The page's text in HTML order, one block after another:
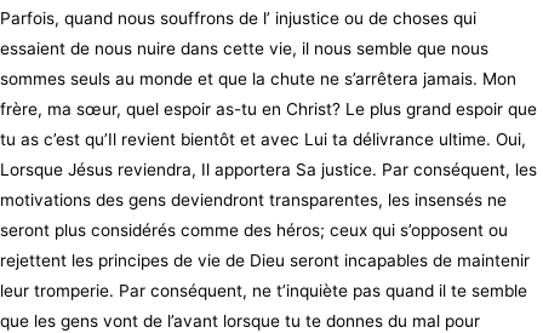
Parfois, quand nous souffrons de l’ injustice ou de choses qui
essaient de nous nuire dans cette vie, il nous semble que nous
sommes seuls au monde et que la chute ne s’arrêtera jamais. Mon
frère, ma sœur, quel espoir as-tu en Christ? Le plus grand espoir que
tu as c’est qu’Il revient bientôt et avec Lui ta délivrance ultime. Oui,
Lorsque Jésus reviendra, Il apportera Sa justice. Par conséquent, les
motivations des gens deviendront transparentes, les insensés ne
seront plus considérés comme des héros; ceux qui s’opposent ou
rejettent les principes de vie de Dieu seront incapables de maintenir
leur tromperie. Par conséquent, ne t’inquiète pas quand il te semble
que les gens vont de l’avant lorsque tu te donnes du mal pour